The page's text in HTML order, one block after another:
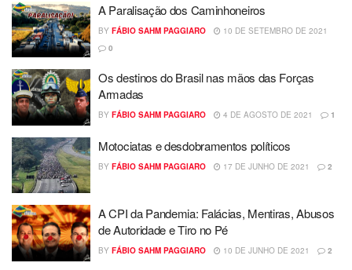
A Paralisação dos Caminhoneiros
BY FÁBIO SAHM PAGGIARO
10 DE SETEMBRO DE 2021
0
Os destinos do Brasil nas mãos das Forças
Armadas
BY FÁBIO SAHM PAGGIARO 4 DE AGOSTO DE 2021 1
Motociatas e desdobramentos políticos
BY FÁBIO SAHM PAGGIARO 17 DE JUNHO DE 2021 2
A CPI da Pandemia: Falácias, Mentiras, Abusos
de Autoridade e Tiro no Pé
BY FÁBIO SAHM PAGGIARO 10 DE JUNHO DE 2021 2